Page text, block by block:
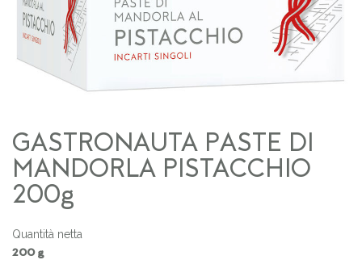
GASTRONAUTA PASTE DI
MANDORLA PISTACCHIO
200g
Quantità netta
200 g